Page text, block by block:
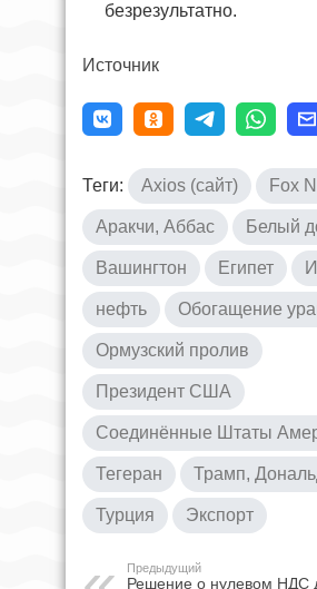
безрезультатно.
Источник
Теги: Axios (сайт) Fox
Аракчи, Аббас Белый
Вашингтон Египет
нефть Обогащение
Ормузский пролив
Президент США
Соединённые Штаты
Тегеран Трамп,
Турция Экспорт
Предыдущий
Решение о нулевом НДС